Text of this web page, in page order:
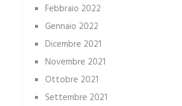
Febbraio 2022
Gennaio 2022
Dicembre 2021
Novembre 2021
Ottobre 2021
Settembre 2021